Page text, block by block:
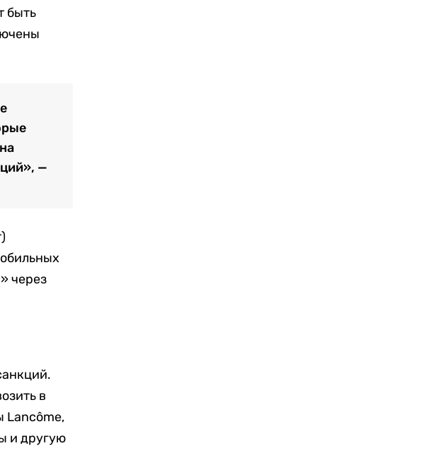
быть
—
через
в
Lancôme,
и другую